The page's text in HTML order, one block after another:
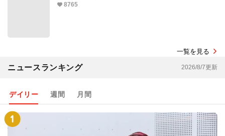
8765
一覧を見る
ニュースランキング 2026/8/7更新
デイリー 週間 月間